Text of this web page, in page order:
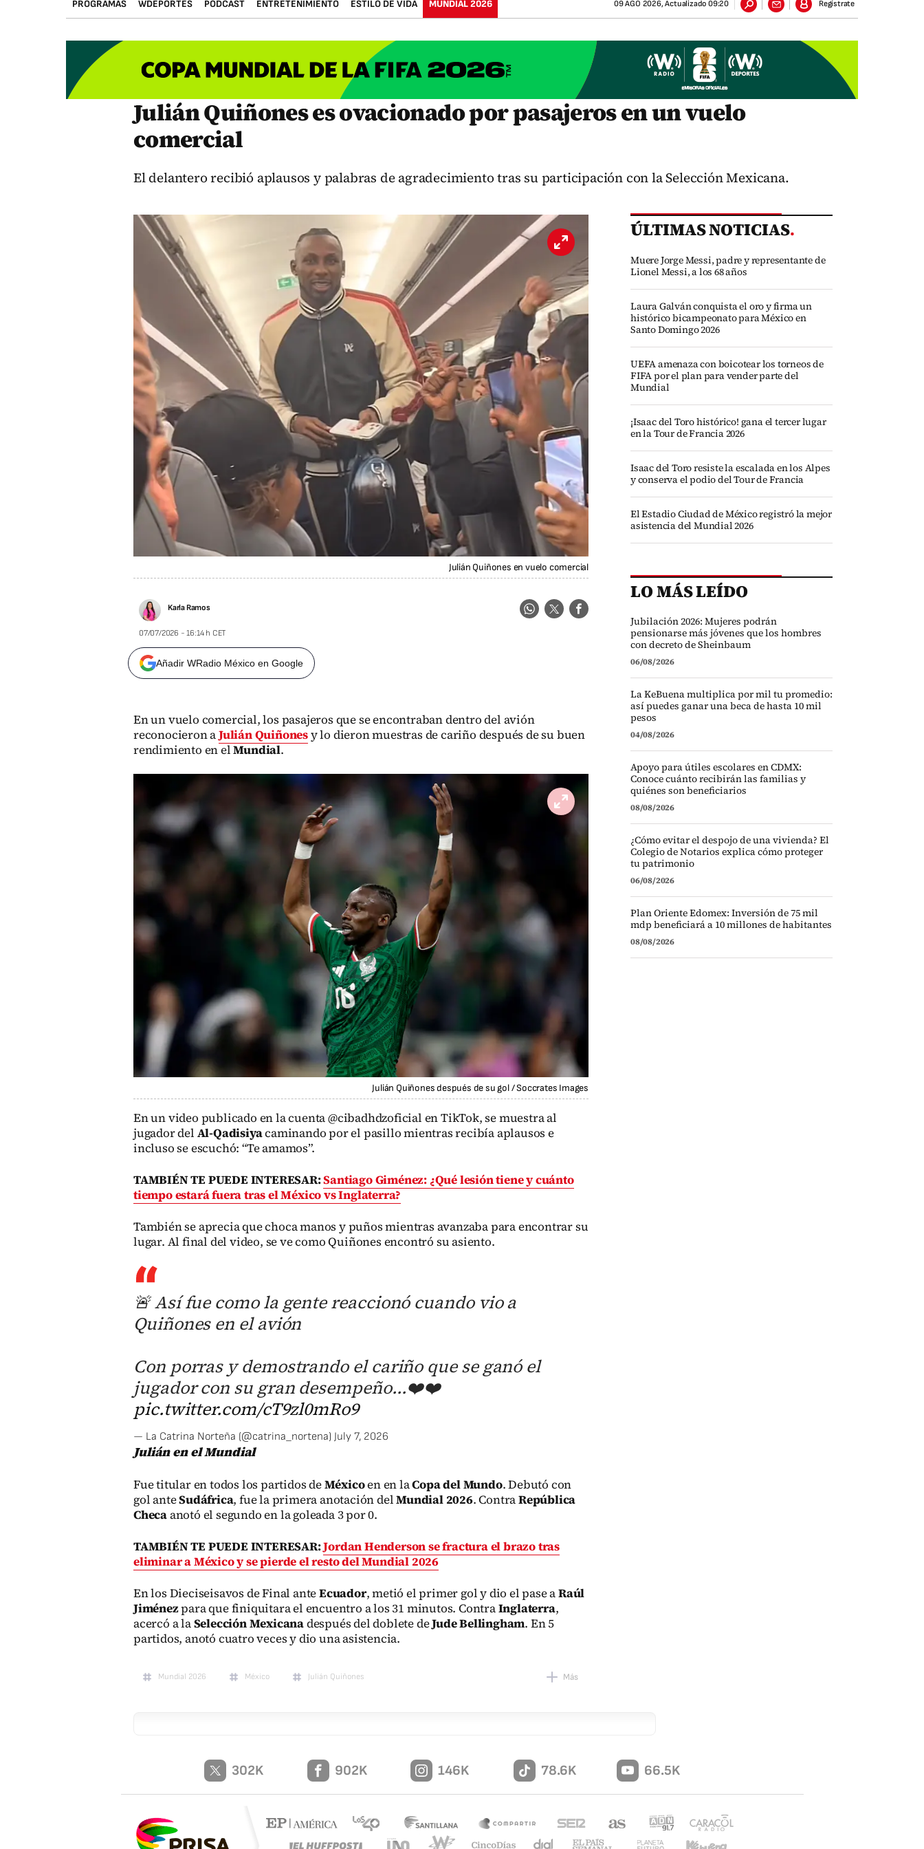
PROGRAMAS WDEPORTES PODCAST ENTRETENIMIENTO ESTILO DE VIDA MUNDIAL 2026 09 AGO 2026,Actualizado 09:20 Regístrate
Julián Quiñones es ovacionado por pasajeros en un vuelo
comercial
El delantero recibió aplausos y palabras de agradecimiento tras su participación con la Selección Mexicana.
Julián Quiñones en vuelo comercial
Karla Ramos
07/07/2026 - 16:14 h CET
Añadir WRadio México en Google
En un vuelo comercial, los pasajeros que se encontraban dentro del avión
reconocieron aJulián Quiñonesy lo dieron muestras de cariño después de su buen
rendimiento en elMundial.
Julián Quiñones después de su gol/Soccrates Images
En un video publicado en la cuenta @cibadhdzoficial en TikTok, se muestra al
jugador del Al-Qadisiyacaminando por el pasillo mientras recibía aplausos e
incluso se escuchó: “Te amamos”.
TAMBIÉN TE PUEDE INTERESAR:Santiago Giménez: ¿Qué lesión tiene y cuánto
tiempo estará fuera tras el México vs Inglaterra?
También se aprecia que choca manos y puños mientras avanzaba para encontrar su
lugar. Al final del video, se ve como Quiñones encontró su asiento.
🚨 Así fue como la gente reaccionó cuando vio a
Quiñones en el avión
Con porras y demostrando el cariño que se ganó el
jugador con su gran desempeño...❤️❤️
pic.twitter.com/cT9zl0mRo9
— La Catrina Norteña (@catrina_nortena) July 7, 2026
Julián en el Mundial
Fue titular en todos los partidos deMéxicoen en laCopa del Mundo. Debutó con
gol anteSudáfrica, fue la primera anotación delMundial 2026. ContraRepública
Checaanotó el segundo en la goleada 3 por 0.
TAMBIÉN TE PUEDE INTERESAR:Jordan Henderson se fractura el brazo tras
eliminar a México y se pierde el resto del Mundial 2026
En los Dieciseisavos de Final anteEcuador, metió el primer gol y dio el pase aRaúl
Jiménezpara que finiquitara el encuentro a los 31 minutos. ContraInglaterra,
acercó a laSelección Mexicanadespués del doblete deJude Bellingham. En 5
partidos, anotó cuatro veces y dio una asistencia.
Más
Mundial 2026 México Julián Quiñones
ÚLTIMAS NOTICIAS.
Muere Jorge Messi, padre y representante de
Lionel Messi, a los 68 años
Laura Galván conquista el oro y firma un
histórico bicampeonato para México en
Santo Domingo 2026
UEFA amenaza con boicotear los torneos de
FIFA por el plan para vender parte del
Mundial
¡Isaac del Toro histórico! gana el tercer lugar
en la Tour de Francia 2026
Isaac del Toro resiste la escalada en los Alpes
y conserva el podio del Tour de Francia
El Estadio Ciudad de México registró la mejor
asistencia del Mundial 2026
LO MÁS LEÍDO
Jubilación 2026: Mujeres podrán
pensionarse más jóvenes que los hombres
con decreto de Sheinbaum
06/08/2026
La KeBuena multiplica por mil tu promedio:
así puedes ganar una beca de hasta 10 mil
pesos
04/08/2026
Apoyo para útiles escolares en CDMX:
Conoce cuánto recibirán las familias y
quiénes son beneficiarios
08/08/2026
¿Cómo evitar el despojo de una vivienda? El
Colegio de Notarios explica cómo proteger
tu patrimonio
06/08/2026
Plan Oriente Edomex: Inversión de 75 mil
mdp beneficiará a 10 millones de habitantes
08/08/2026
302K 902K 146K 78.6K 66.5K